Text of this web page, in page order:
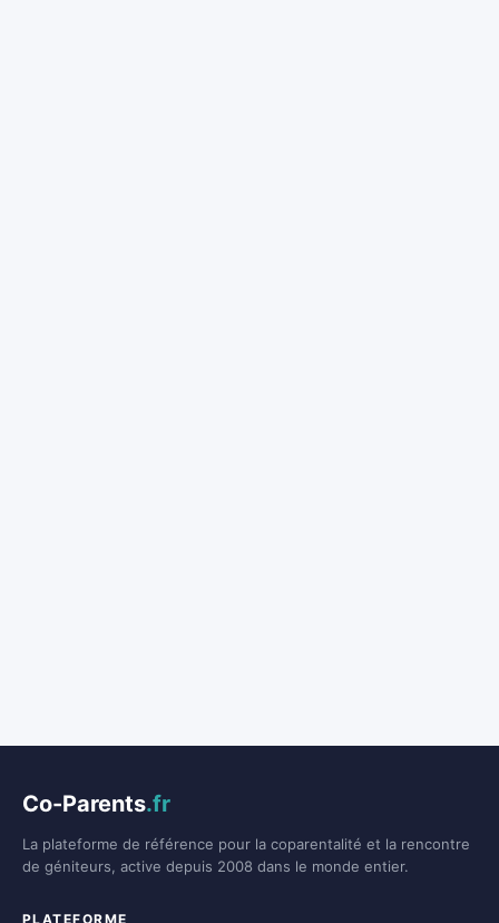
Co-Parents.fr
La plateforme de référence pour la coparentalité et la rencontre
de géniteurs, active depuis 2008 dans le monde entier.
PLATEFORME